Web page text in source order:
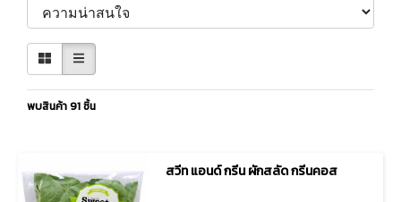
พบสินค้า 91 ชิ้น
สวีท แอนด์ กรีน ผักสลัด กรีนคอส